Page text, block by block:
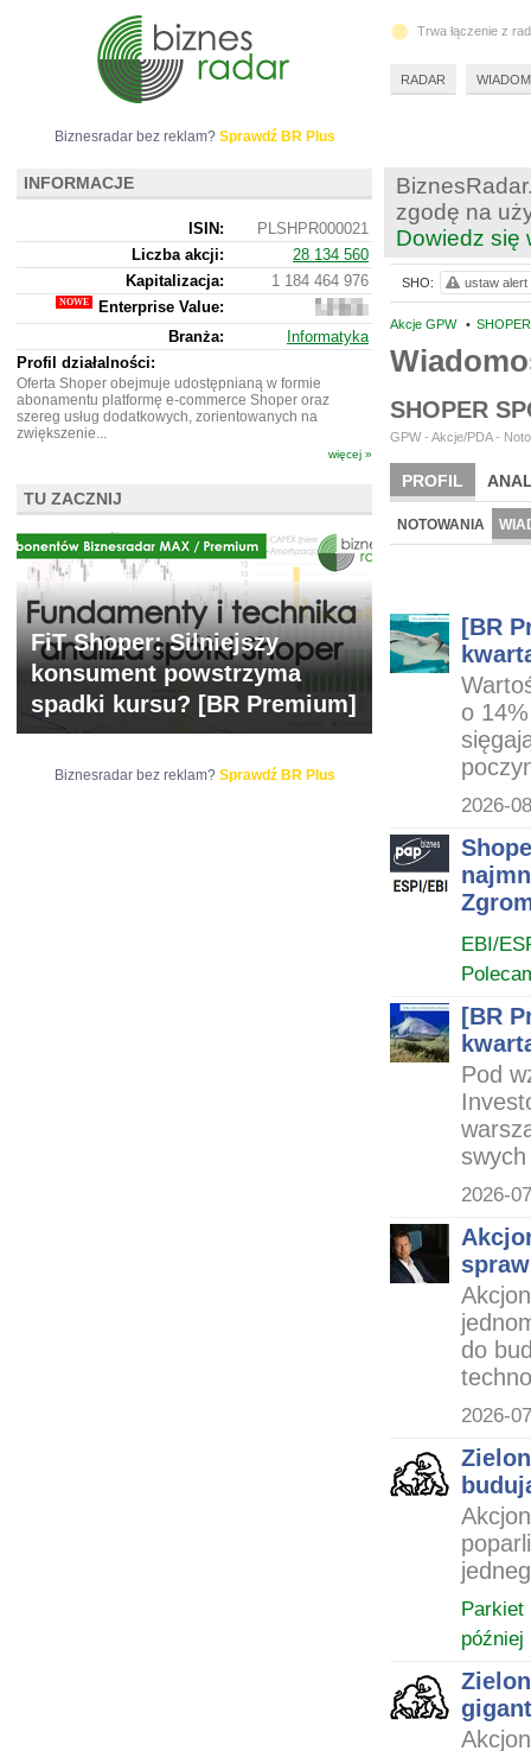
zgodę na
Dowiedz się
Akcje GPW •
SHOPER
GPW - Akcje/PDA -
PROFIL
WYCENA BR
NOTOWANIA
[BR
o
2026-
EBI/
[BR
Pod
2026-
do
2026-
Parkiet
później
SHO: ustaw alert
Biznesradar bez reklam? Sprawdź BR Plus
INFORMACJE
ISIN:
PLSHPR000021
Liczba akcji:
28 134 560
Kapitalizacja:
1 184 464 976
Enterprise Value:
1
190
884
Branża:
Informatyka
Profil działalności:
Oferta Shoper obejmuje udostępnianą w formie
abonamentu platformę e-commerce Shoper oraz
szereg usług dodatkowych, zorientowanych na
zwiększenie...
więcej »
TU ZACZNIJ
FiT Shoper: Silniejszy
konsument powstrzyma
spadki kursu? [BR Premium]
Biznesradar bez reklam? Sprawdź BR Plus
Trwa łączenie z
RADAR